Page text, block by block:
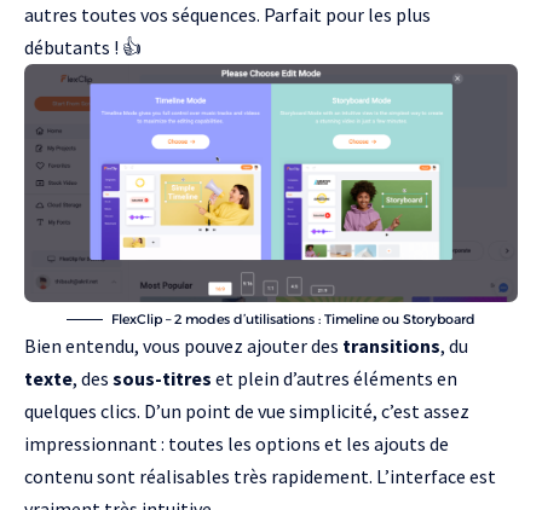
autres toutes vos séquences. Parfait pour les plus
débutants ! 👍
FlexClip – 2 modes d’utilisations : Timeline ou Storyboard
Bien entendu, vous pouvez ajouter des transitions, du
texte, des sous-titres et plein d’autres éléments en
quelques clics. D’un point de vue simplicité, c’est assez
impressionnant : toutes les options et les ajouts de
contenu sont réalisables très rapidement. L’interface est